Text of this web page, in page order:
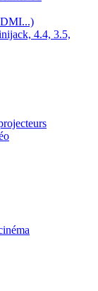
4.4, 3.5,